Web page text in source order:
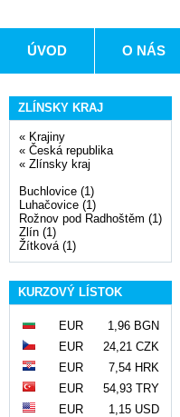
ÚVOD O NÁS
ZLÍNSKY KRAJ
« Krajiny
« Česká republika
« Zlínsky kraj
Buchlovice (1)
Luhačovice (1)
Rožnov pod Radhoštěm (1)
Zlín (1)
Žítková (1)
KURZOVÝ LÍSTOK
EUR
1,96 BGN
EUR
24,21 CZK
EUR
7,54 HRK
EUR
54,93 TRY
EUR
1,15 USD